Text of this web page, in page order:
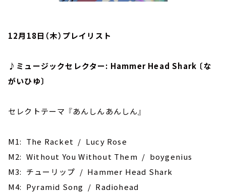
12月18日（木）プレイリスト
♪ミュージックセレクター: Hammer Head Shark 〔な
がいひゆ〕
セレクトテーマ 『あんしんあんしん』
M1: The Racket / Lucy Rose
M2: Without You Without Them / boygenius
M3: チューリップ / Hammer Head Shark
M4: Pyramid Song / Radiohead